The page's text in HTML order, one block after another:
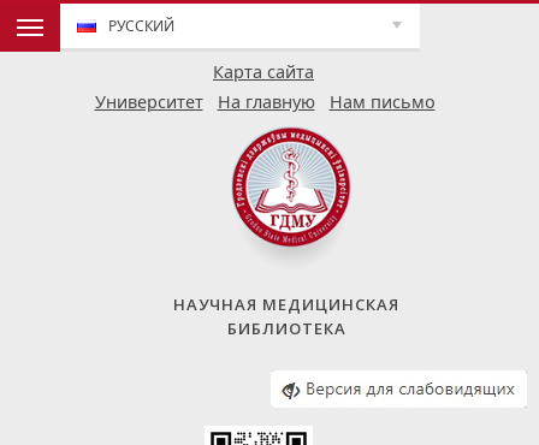
Карта сайта
РУССКИЙ
Университет На главную Нам письмо
НАУЧНАЯ МЕДИЦИНСКАЯ
БИБЛИОТЕКА